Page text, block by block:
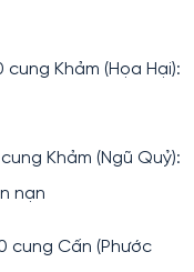
Khảm (Họa Hại):
Khảm (Ngũ Quỷ):
nạn
cung Cấn (Phước